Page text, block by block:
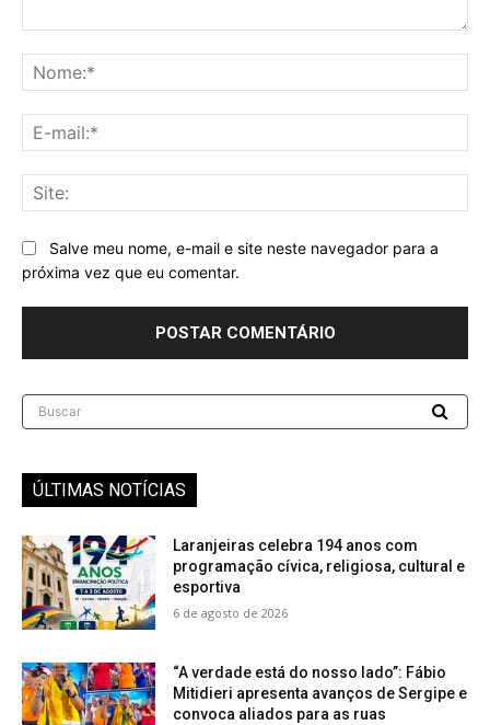
Salve meu nome, e-mail e site neste navegador para a
próxima vez que eu comentar.
Buscar
ÚLTIMAS NOTÍCIAS
Laranjeiras celebra 194 anos com
programação cívica, religiosa, cultural e
esportiva
6 de agosto de 2026
“A verdade está do nosso lado”: Fábio
Mitidieri apresenta avanços de Sergipe e
convoca aliados para as ruas